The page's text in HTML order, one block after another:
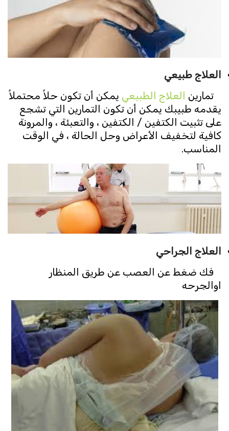
العلاج طبيعي
تمارينالعلاج الطبيعييمكن أن تكون حلاً محتملاً
يقدمه طبيبك يمكن أن تكون التمارين التي تشجع
على تثبيت الكتفين / الكتفين ، والتعبئة ، والمرونة
كافية لتخفيف الأعراض وحل الحالة ، في الوقت
المناسب.
العلاج الجراحي
فك ضغط عن العصب عن طريق المنظار
اوالجرحه